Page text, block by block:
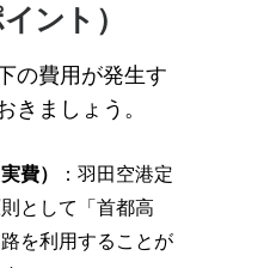
ント）
の費用が発生す
きましょう。
費）
：羽田空港定
として「首都高
を利用することが